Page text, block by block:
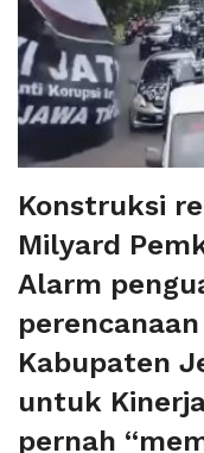
Konstruksi
Milyard
Alarm
Kabupaten
untuk
pernah